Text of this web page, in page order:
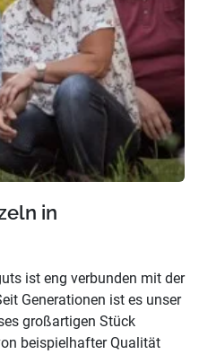
in
ist eng verbunden mit der
Generationen ist es unser
großartigen Stück
beispielhafter Qualität